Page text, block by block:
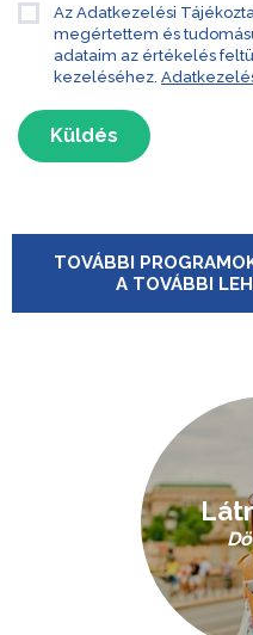
Az Adatkezelési
megértettem és
adataim az értékelés
kezeléséhez.
Küldés
TOVÁBBI
A TOVÁBBI